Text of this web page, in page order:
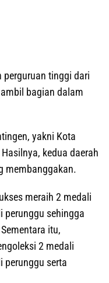
tinggi dari
bagian dalam
yakni Kota
kedua daerah
membanggakan.
meraih 2 medali
perunggu sehingga
itu,
2 medali
perunggu serta